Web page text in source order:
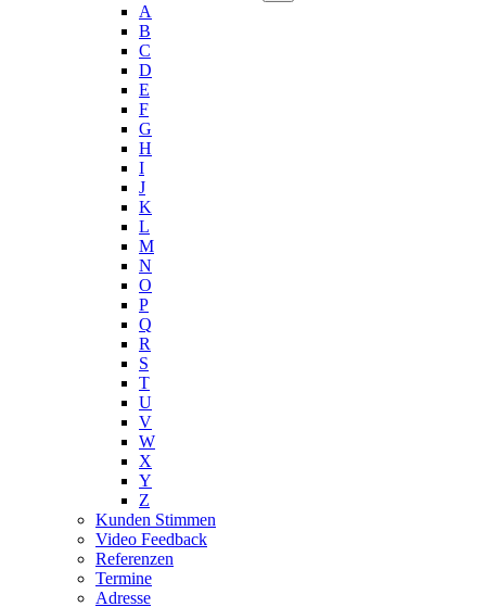
A
B
C
D
E
F
G
H
I
J
K
L
M
N
O
P
Q
R
S
T
U
V
W
X
Y
Z
Kunden Stimmen
Video Feedback
Referenzen
Termine
Adresse